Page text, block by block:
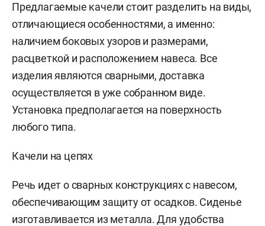
Предлагаемые качели стоит разделить на виды,
отличающиеся особенностями, а именно:
наличием боковых узоров и размерами,
расцветкой и расположением навеса. Все
изделия являются сварными, доставка
осуществляется в уже собранном виде.
Установка предполагается на поверхность
любого типа.
Качели на цепях
Речь идет о сварных конструкциях с навесом,
обеспечивающим защиту от осадков. Сиденье
изготавливается из металла. Для удобства